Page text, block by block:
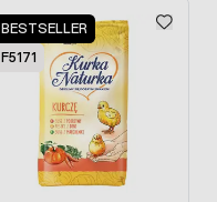
BESTSELLER
F5171